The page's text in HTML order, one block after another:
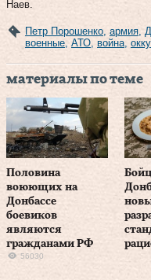
Наев.
Петр Порошенко армия
военные АТО война
материалы по теме
Половина
воюющих на
Донбассе
боевиков
являются
гражданами РФ
56030